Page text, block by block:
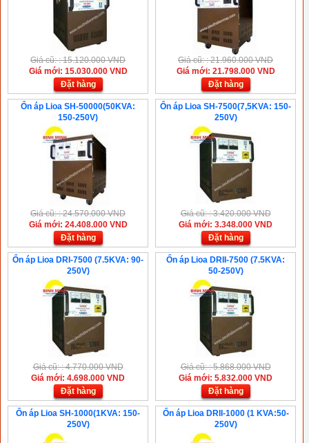
Giá cũ: : 15.120.000 VND
Giá mới: 15.030.000 VND
Đặt hàng
Giá cũ: : 21.960.000 VND
Giá mới: 21.798.000 VND
Đặt hàng
Ổn áp Lioa SH-50000(50KVA:
150-250V)
Giá cũ: : 24.570.000 VND
Giá mới: 24.408.000 VND
Đặt hàng
Ổn áp Lioa SH-7500(7,5KVA: 150-
250V)
Giá cũ: : 3.420.000 VND
Giá mới: 3.348.000 VND
Đặt hàng
Ổn áp Lioa DRI-7500 (7.5KVA: 90-
250V)
Giá cũ: : 4.770.000 VND
Giá mới: 4.698.000 VND
Đặt hàng
Ổn áp Lioa DRII-7500 (7.5KVA:
50-250V)
Giá cũ: : 5.868.000 VND
Giá mới: 5.832.000 VND
Đặt hàng
Ổn áp Lioa SH-1000(1KVA: 150-
250V)
Ổn áp Lioa DRII-1000 (1 KVA:50-
250V)